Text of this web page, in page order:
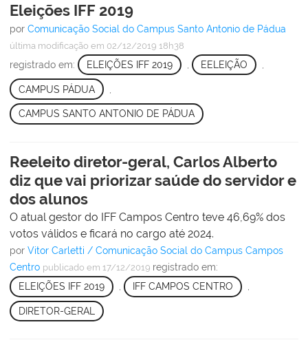
Eleições IFF 2019
por Comunicação Social do Campus Santo Antonio de Pádua
última modificação em 02/12/2019 18h38
registrado em: ELEIÇÕES IFF 2019 EELEIÇÃO
CAMPUS PÁDUA
CAMPUS SANTO ANTONIO DE PÁDUA
Reeleito diretor-geral, Carlos Alberto
diz que vai priorizar saúde do servidor e
dos alunos
O atual gestor do IFF Campos Centro teve 46,69% dos
votos válidos e ficará no cargo até 2024.
por Vitor Carletti / Comunicação Social do Campus Campos
Centro publicado em 17/12/2019 registrado em:
ELEIÇÕES IFF 2019
IFF CAMPOS CENTRO
DIRETOR-GERAL